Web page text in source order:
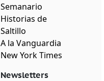
Semanario
Historias de
Saltillo
A la Vanguardia
New York Times
Newsletters